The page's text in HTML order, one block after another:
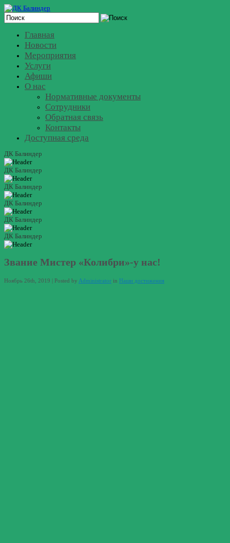
Главная
Новости
Мероприятия
Услуги
Афиши
О нас
Нормативные документы
Сотрудники
Обратная связь
Контакты
Доступная среда
ДК Балиндер
ДК Балиндер
ДК Балиндер
ДК Балиндер
ДК Балиндер
ДК Балиндер
Звание Мистер «Колибри»-у нас!
Ноябрь 26th, 2019 | Posted by Administrator in Наши достижения